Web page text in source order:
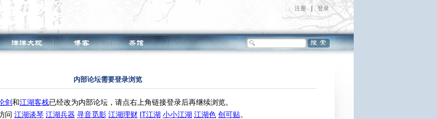
注册 登录
内部论坛需要登录浏览
剑和江湖客栈已经改为内部论坛，请点右上角链接登录后再继续浏览。
问 江湖谈琴 江湖兵器 寻音觅影 江湖理财 IT江湖 小小江湖 江湖色 创可贴。